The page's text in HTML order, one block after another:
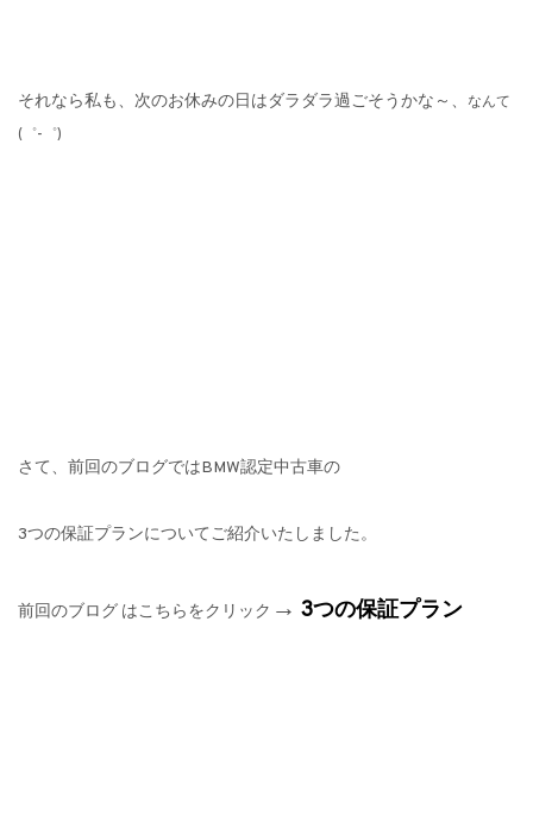
それなら私も、次のお休みの日はダラダラ過ごそうかな～、 なんて
(゜-゜)
さて、前回のブログではBMW認定中古車の
3つの保証プランについてご紹介いたしました。
前回のブログ はこちらをクリック → 3つの保証プラン